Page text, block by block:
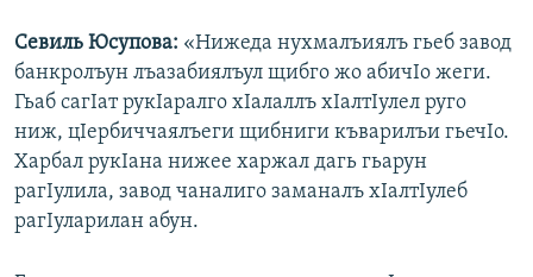
Севиль Юсупова: «Нижеда нухмалъиялъ гьеб завод
банкролъун лъазабиялъул щибго жо абичIо жеги.
Гьаб сагIат рукIаралго хIалаллъ хIалтIулел руго
ниж, цIербиччаялъеги щибниги къварилъи гьечIо.
Харбал рукIана нижее харжал дагь гьарун
рагIулила, завод чаналиго заманалъ хIалтIулеб
рагIуларилан абун.